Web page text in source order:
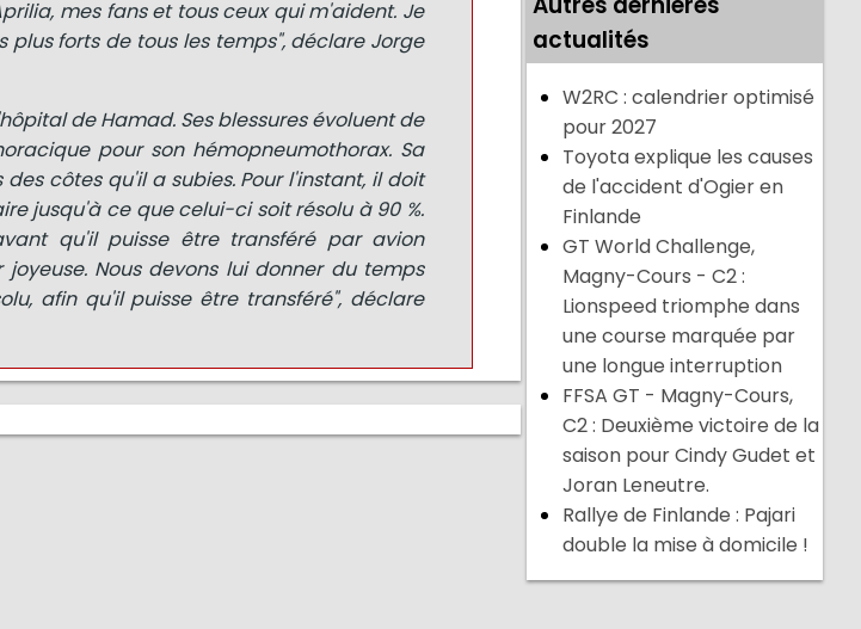
mes fans et tous ceux qui m'aident. Je
forts de tous les temps", déclare Jorge
de Hamad. Ses blessures évoluent de
pour son hémopneumothorax. Sa
côtes qu'il a subies. Pour l'instant, il doit
jusqu'à ce que celui-ci soit résolu à 90 %.
qu'il puisse être transféré par avion
Nous devons lui donner du temps
afin qu'il puisse être transféré", déclare
actualités
W2RC : calendrier optimisé
pour 2027
Toyota explique les causes
de l'accident d'Ogier en
Finlande
GT World Challenge,
Magny-Cours - C2 :
Lionspeed triomphe dans
une course marquée par
une longue interruption
FFSA GT - Magny-Cours,
C2 : Deuxième victoire de la
saison pour Cindy Gudet et
Joran Leneutre.
Rallye de Finlande : Pajari
double la mise à domicile !